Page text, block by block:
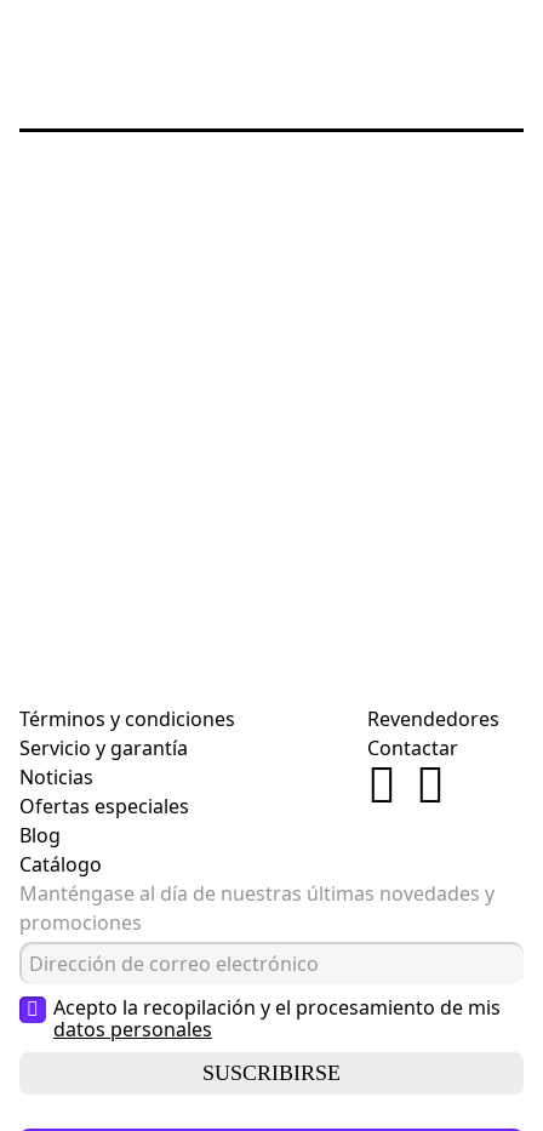
Términos y condiciones
Servicio y garantía
Noticias
Ofertas especiales
Blog
Catálogo
Revendedores
Contactar
Manténgase al día de nuestras últimas novedades y
promociones
Acepto la recopilación y el procesamiento de mis
datos personales
SUSCRIBIRSE